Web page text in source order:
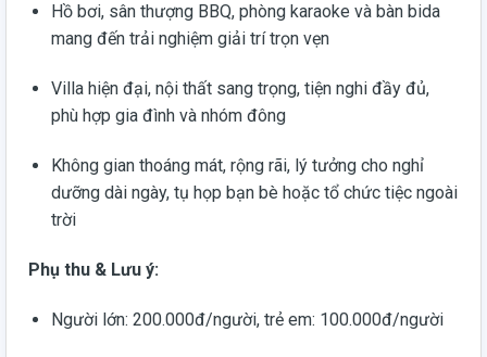
Hồ bơi, sân thượng BBQ, phòng karaoke và bàn bida
mang đến trải nghiệm giải trí trọn vẹn
Villa hiện đại, nội thất sang trọng, tiện nghi đầy đủ,
phù hợp gia đình và nhóm đông
Không gian thoáng mát, rộng rãi, lý tưởng cho nghỉ
dưỡng dài ngày, tụ họp bạn bè hoặc tổ chức tiệc ngoài
trời
Phụ thu & Lưu ý:
Người lớn: 200.000đ/người, trẻ em: 100.000đ/người